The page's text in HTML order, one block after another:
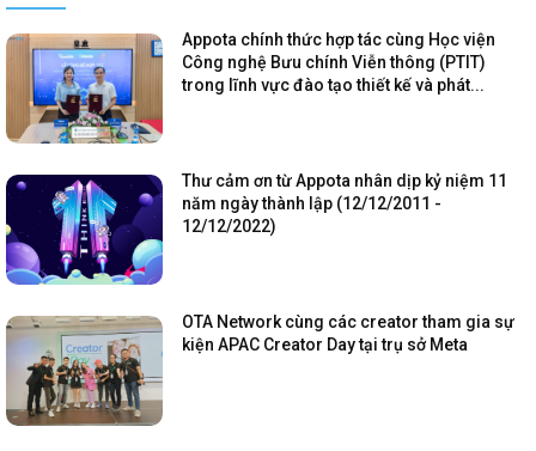
Appota chính thức hợp tác cùng Học viện
Công nghệ Bưu chính Viễn thông (PTIT)
trong lĩnh vực đào tạo thiết kế và phát...
Thư cảm ơn từ Appota nhân dịp kỷ niệm 11
năm ngày thành lập (12/12/2011 -
12/12/2022)
OTA Network cùng các creator tham gia sự
kiện APAC Creator Day tại trụ sở Meta